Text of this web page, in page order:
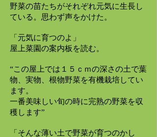
野菜の苗たちがそれぞれ元気に生長し
ている。思わず声をかけた。
「 元気に育つのよ」
屋上菜園の案内板を読む。
“この屋上では１５ｃｍの深さの土で葉
物、実物、根物野菜を有機栽培してい
ます。
一番美味しい旬の時に完熟の野菜を収
穫します”
「そんな薄い土で野菜が育つのかし